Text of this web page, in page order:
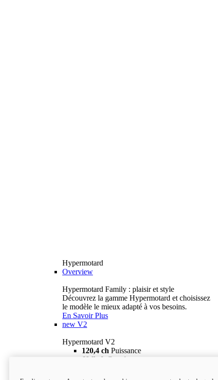
Hypermotard
Overview
Hypermotard Family : plaisir et style
Découvrez la gamme Hypermotard et choisissez
le modèle le mieux adapté à vos besoins.
En Savoir Plus
new V2
Hypermotard V2
120,4 ch Puissance
69 lb-ft
Couple
18 895 $